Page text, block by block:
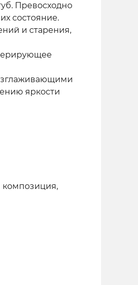
Превосходно
состояние.
и старения,
яркости
композиция,